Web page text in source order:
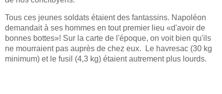
Tous ces jeunes soldats étaient des fantassins. Napoléon
demandait à ses hommes en tout premier lieu «d'avoir de
bonnes bottes»! Sur la carte de l'époque, on voit bien qu'ils
ne mourraient pas auprès de chez eux. Le havresac (30 kg
minimum) et le fusil (4,3 kg) étaient autrement plus lourds.